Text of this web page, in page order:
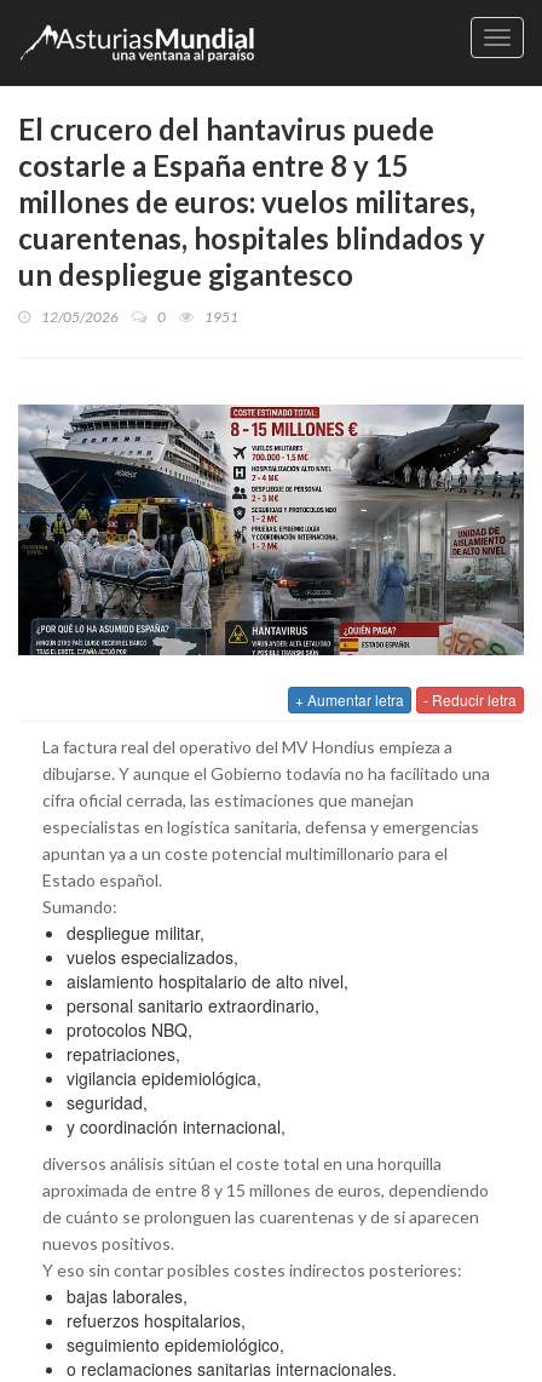
El crucero del hantavirus puede
costarle a España entre 8 y 15
millones de euros: vuelos militares,
cuarentenas, hospitales blindados y
un despliegue gigantesco
12/05/2026 0 1951
+ Aumentar letra - Reducir letra
La factura real del operativo del MV Hondius empieza a
dibujarse. Y aunque el Gobierno todavía no ha facilitado una
cifra oficial cerrada, las estimaciones que manejan
especialistas en logística sanitaria, defensa y emergencias
apuntan ya a un coste potencial multimillonario para el
Estado español.
Sumando:
despliegue militar,
vuelos especializados,
aislamiento hospitalario de alto nivel,
personal sanitario extraordinario,
protocolos NBQ,
repatriaciones,
vigilancia epidemiológica,
seguridad,
y coordinación internacional,
diversos análisis sitúan el coste total en una horquilla
aproximada de entre 8 y 15 millones de euros, dependiendo
de cuánto se prolonguen las cuarentenas y de si aparecen
nuevos positivos.
Y eso sin contar posibles costes indirectos posteriores:
bajas laborales,
refuerzos hospitalarios,
seguimiento epidemiológico,
o reclamaciones sanitarias internacionales.